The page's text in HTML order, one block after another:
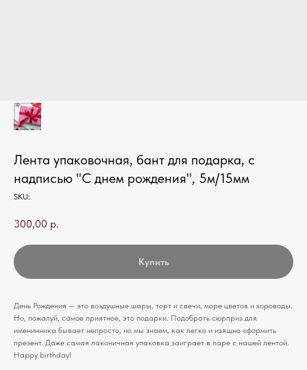
Лента упаковочная, бант для подарка, с
надписью "С днем рождения", 5м/15мм
SKU:
300,00 р.
Купить
День Рождения — это воздушные шары, торт и свечи, море цветов и хороводы.
Но, пожалуй, самое приятное, это подарки. Подобрать сюрприз для
именинника бывает непросто, но мы знаем, как легко и изящно оформить
презент. Даже самая лаконичная упаковка заиграет в паре с нашей лентой.
Happy birthday!